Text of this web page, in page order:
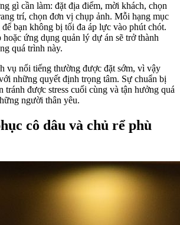
gì cần làm: đặt địa điểm, mời khách, chọn
trí, chọn đơn vị chụp ảnh. Mỗi hạng mục
bạn không bị tối đa áp lực vào phút chót.
ứng dụng quản lý dự án sẽ trở thành
quá trình này.
vụ nổi tiếng thường được đặt sớm, vì vậy
những quyết định trọng tâm. Sự chuẩn bị
tránh được stress cuối cùng và tận hưởng quá
người thân yêu.
cô dâu và chủ rể phù